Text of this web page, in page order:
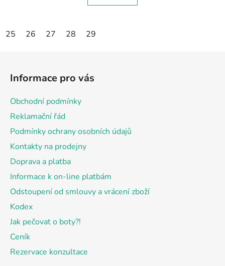
25 26 27 28 29
Informace pro vás
Obchodní podmínky
Reklamační řád
Podmínky ochrany osobních údajů
Kontakty na prodejny
Doprava a platba
Informace k on-line platbám
Odstoupení od smlouvy a vrácení zboží
Kodex
Jak pečovat o boty?!
Ceník
Rezervace konzultace